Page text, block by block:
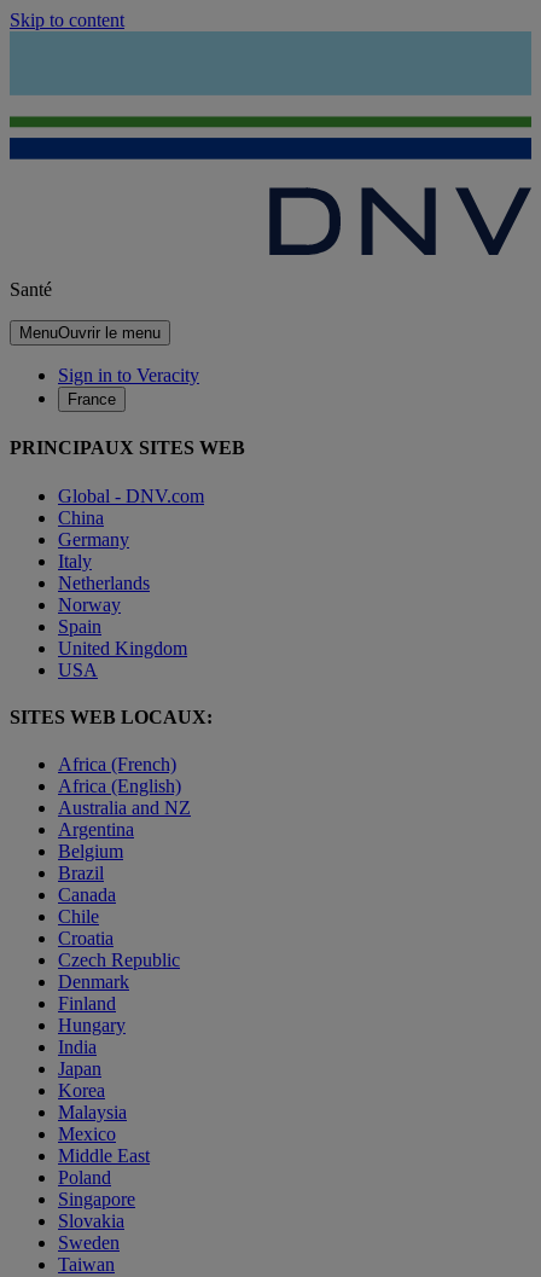
Skip to content
Santé
MenuOuvrir le menu
Sign in to Veracity
France
PRINCIPAUX SITES WEB
Global - DNV.com
China
Germany
Italy
Netherlands
Norway
Spain
United Kingdom
USA
SITES WEB LOCAUX:
Africa (French)
Africa (English)
Australia and NZ
Argentina
Belgium
Brazil
Canada
Chile
Croatia
Czech Republic
Denmark
Finland
Hungary
India
Japan
Korea
Malaysia
Mexico
Middle East
Poland
Singapore
Slovakia
Sweden
Taiwan